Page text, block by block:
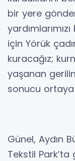
bir yere
için Yörük
kuracağız;
yaşanan
sonucu ortaya
Günel, Aydın
Tekstil